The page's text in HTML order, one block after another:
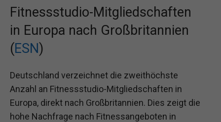
Fitnessstudio-Mitgliedschaften
in Europa nach Großbritannien
(ESN)
Deutschland verzeichnet die zweithöchste
Anzahl an Fitnessstudio-Mitgliedschaften in
Europa, direkt nach Großbritannien. Dies zeigt die
hohe Nachfrage nach Fitnessangeboten in